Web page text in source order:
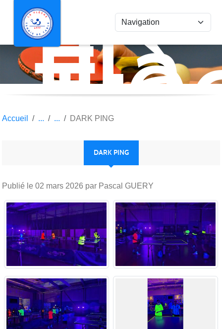
La
de
Accueil DARK PING
DARK PING
Publié le 02 mars 2026 par Pascal GUERY
Panneau de gestion des cookies